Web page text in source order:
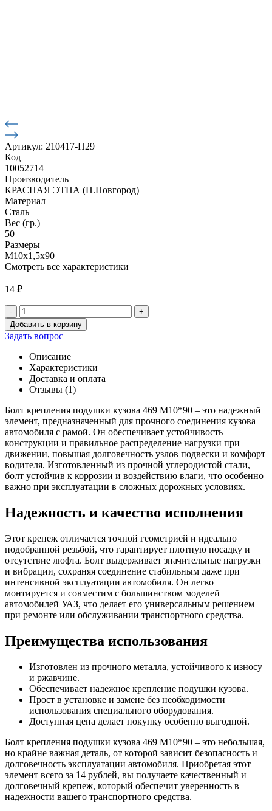
Артикул: 210417-П29
Код
10052714
Производитель
КРАСНАЯ ЭТНА (Н.Новгород)
Материал
Сталь
Вес (гр.)
50
Размеры
М10х1,5х90
Смотреть все характеристики
14 ₽
- +
Количество
товара
Болт
крепления
подушки
кузова
Добавить в корзину
Задать вопрос
Описание
Характеристики
Доставка и оплата
Отзывы (1)
Болт крепления подушки кузова 469 М10*90 – это надежный
элемент, предназначенный для прочного соединения кузова
автомобиля с рамой. Он обеспечивает устойчивость
конструкции и правильное распределение нагрузки при
движении, повышая долговечность узлов подвески и комфорт
водителя. Изготовленный из прочной углеродистой стали,
болт устойчив к коррозии и воздействию влаги, что особенно
важно при эксплуатации в сложных дорожных условиях.
Надежность и качество исполнения
Этот крепеж отличается точной геометрией и идеально
подобранной резьбой, что гарантирует плотную посадку и
отсутствие люфта. Болт выдерживает значительные нагрузки
и вибрации, сохраняя соединение стабильным даже при
интенсивной эксплуатации автомобиля. Он легко
монтируется и совместим с большинством моделей
автомобилей УАЗ, что делает его универсальным решением
при ремонте или обслуживании транспортного средства.
Преимущества использования
Изготовлен из прочного металла, устойчивого к износу
и ржавчине.
Обеспечивает надежное крепление подушки кузова.
Прост в установке и замене без необходимости
использования специального оборудования.
Доступная цена делает покупку особенно выгодной.
Болт крепления подушки кузова 469 М10*90 – это небольшая,
но крайне важная деталь, от которой зависит безопасность и
долговечность эксплуатации автомобиля. Приобретая этот
элемент всего за 14 рублей, вы получаете качественный и
долговечный крепеж, который обеспечит уверенность в
надежности вашего транспортного средства.